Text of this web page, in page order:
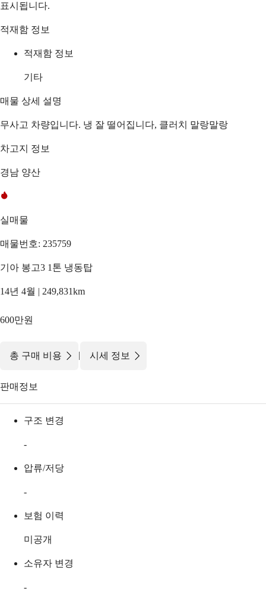
표시됩니다.
적재함 정보
적재함 정보
기타
매물 상세 설명
무사고 차량입니다. 냉 잘 떨어집니다, 클러치 말랑말랑
차고지 정보
경남 양산
실매물
매물번호: 235759
기아 봉고3 1톤 냉동탑
14년 4월 | 249,831km
600만원
총 구매 비용 | 시세 정보
판매정보
구조 변경
-
압류/저당
-
보험 이력
미공개
소유자 변경
-